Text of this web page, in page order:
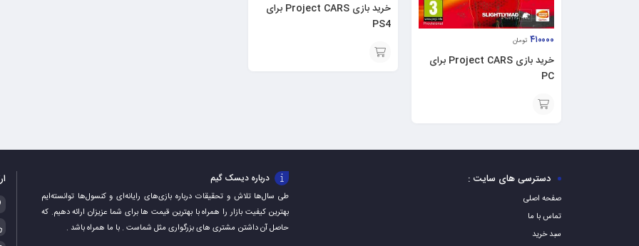
۴۱۰۰۰۰ تومان
خرید بازی Project CARS برای
PC
به
خرید بازی Project CARS برای
PS4
دسترسی های سایت :
صفحه اصلی
تماس با ما
سبد خرید
درباره دیسک گیم
طی سال‌ها تلاش و تحقیقات درباره بازی‌های رایانه‌ای و کنسول‌ها توانسته‌ایم
بهترین کیفیت بازار را همراه با بهترین قیمت ها برای شما عزیزان ارائه دهیم. که
حاصل آن داشتن مشتری های بزرگواری مثل شماست . با ما همراه باشد .